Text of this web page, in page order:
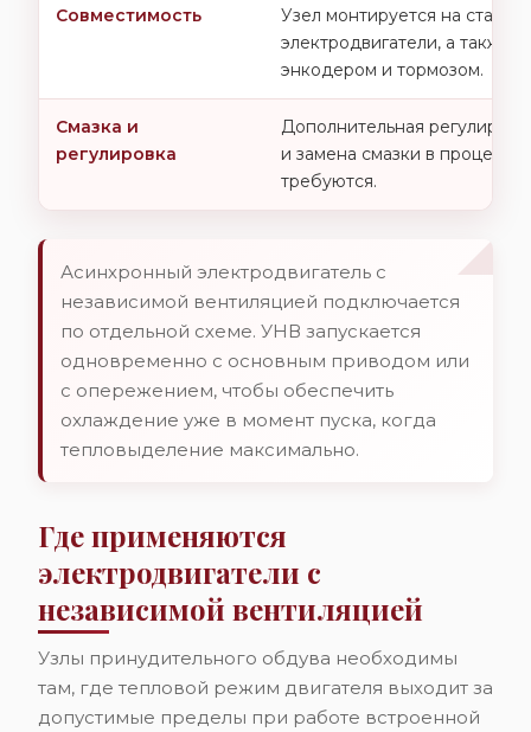
Совместимость
Узел монтируется на
электродвигатели, а также
энкодером и тормозом.
Смазка и
регулировка
Дополнительная
и замена смазки в процессе
требуются.
Асинхронный электродвигатель с
независимой вентиляцией подключается
по отдельной схеме. УНВ запускается
одновременно с основным приводом или
с опережением, чтобы обеспечить
охлаждение уже в момент пуска, когда
тепловыделение максимально.
Где применяются
электродвигатели с
независимой вентиляцией
Узлы принудительного обдува необходимы
там, где тепловой режим двигателя выходит за
допустимые пределы при работе встроенной